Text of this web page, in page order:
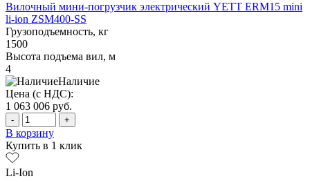
Вилочный мини-погрузчик электрический YETT ERM15 mini
li-ion ZSM400-SS
Грузоподъемность, кг
1500
Высота подъема вил, м
4
Наличие
Цена (с НДС):
1 063 006 руб.
- +
В корзину
Купить в 1 клик
Li-Ion